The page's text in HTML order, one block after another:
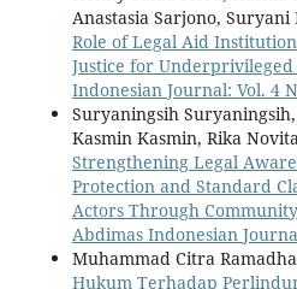
Anastasia Sarjono,
Role of Legal Aid
Justice for
Indonesian Journal: Vol. 4
Suryaningsih
Kasmin Kasmin, Rika
Strengthening Legal
Protection and Standard
Actors Through
Abdimas Indonesian
Muhammad Citra
Hukum Terhadap